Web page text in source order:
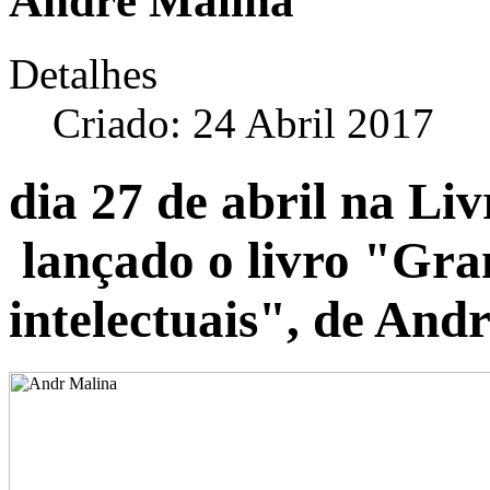
Detalhes
Criado: 24 Abril 2017
dia 27 de abril na
lançado o livro
intelectuais", de